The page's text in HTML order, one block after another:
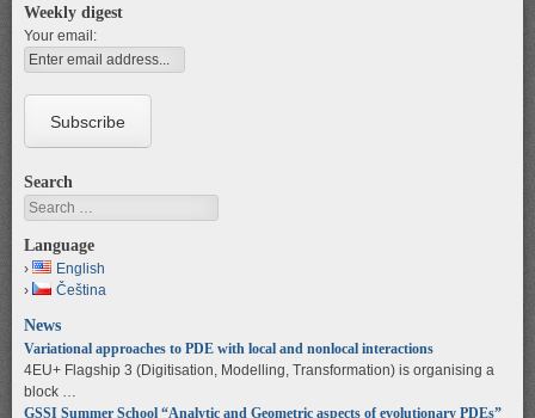
Weekly digest
Your email:
Search
Search
Language
English
Čeština
News
Variational approaches to PDE with local and nonlocal interactions
4EU+ Flagship 3 (Digitisation, Modelling, Transformation) is organising a
block …
GSSI Summer School “Analytic and Geometric aspects of evolutionary PDEs”